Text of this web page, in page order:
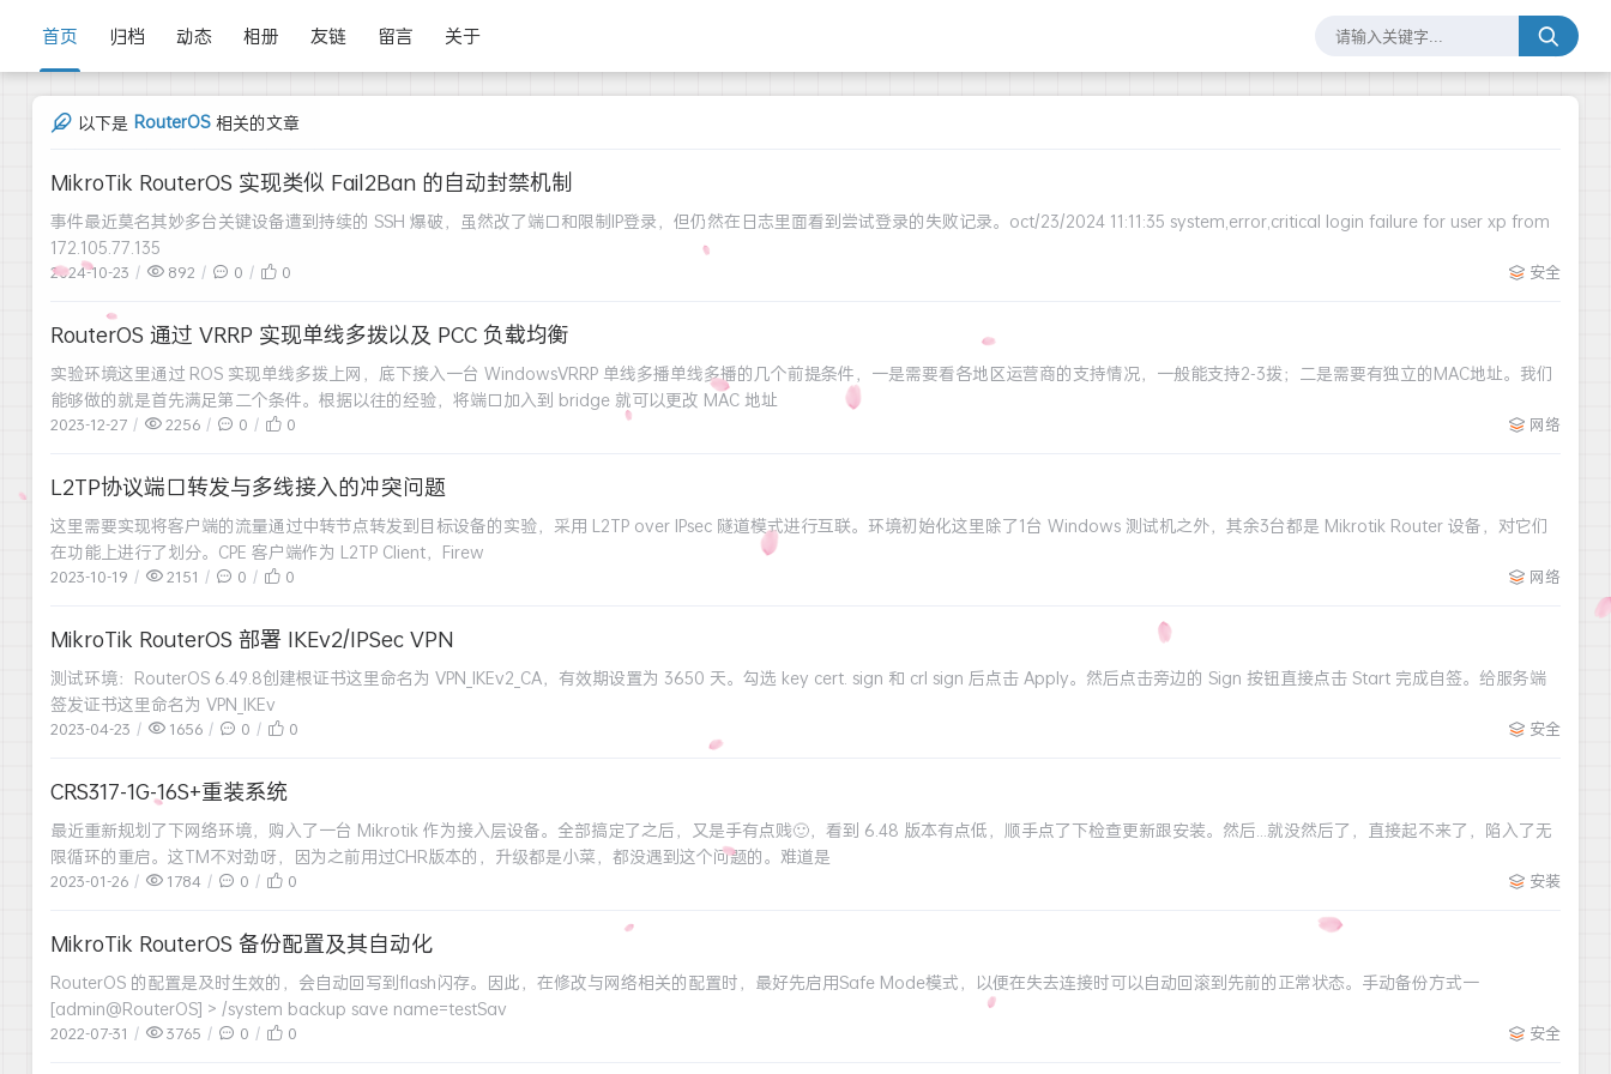
首页 归档 动态 相册 友链 留言 关于
以下是 RouterOS 相关的文章
MikroTik RouterOS 实现类似 Fail2Ban 的自动封禁机制
事件最近莫名其妙多台关键设备遭到持续的 SSH 爆破，虽然改了端口和限制IP登录，但仍然在日志里面看到尝试登录的失败记录。oct/23/2024 11:11:35 system,error,critical login failure for user xp from
172.105.77.135
2024-10-23 892 0 0 安全
RouterOS 通过 VRRP 实现单线多拨以及 PCC 负载均衡
实验环境这里通过 ROS 实现单线多拨上网，底下接入一台 WindowsVRRP 单线多播单线多播的几个前提条件，一是需要看各地区运营商的支持情况，一般能支持2-3拨；二是需要有独立的MAC地址。我们
能够做的就是首先满足第二个条件。根据以往的经验，将端口加入到 bridge 就可以更改 MAC 地址
2023-12-27 2256 0 0 网络
L2TP协议端口转发与多线接入的冲突问题
这里需要实现将客户端的流量通过中转节点转发到目标设备的实验，采用 L2TP over IPsec 隧道模式进行互联。环境初始化这里除了1台 Windows 测试机之外，其余3台都是 Mikrotik Router 设备，对它们
在功能上进行了划分。CPE 客户端作为 L2TP Client，Firew
2023-10-19 2151 0 0 网络
MikroTik RouterOS 部署 IKEv2/IPSec VPN
测试环境：RouterOS 6.49.8创建根证书这里命名为 VPN_IKEv2_CA，有效期设置为 3650 天。勾选 key cert. sign 和 crl sign 后点击 Apply。然后点击旁边的 Sign 按钮直接点击 Start 完成自签。给服务端
签发证书这里命名为 VPN_IKEv
2023-04-23 1656 0 0 安全
CRS317-1G-16S+重装系统
最近重新规划了下网络环境，购入了一台 Mikrotik 作为接入层设备。全部搞定了之后，又是手有点贱🙂，看到 6.48 版本有点低，顺手点了下检查更新跟安装。然后...就没然后了，直接起不来了，陷入了无
限循环的重启。这TM不对劲呀，因为之前用过CHR版本的，升级都是小菜，都没遇到这个问题的。难道是
2023-01-26 1784 0 0 安装
MikroTik RouterOS 备份配置及其自动化
RouterOS 的配置是及时生效的，会自动回写到flash闪存。因此，在修改与网络相关的配置时，最好先启用Safe Mode模式，以便在失去连接时可以自动回滚到先前的正常状态。手动备份方式一
[admin@RouterOS] > /system backup save name=testSav
2022-07-31 3765 0 0 安全